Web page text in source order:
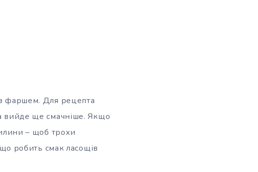
фаршем. Для рецепта
вийде ще смачніше. Якщо
– щоб трохи
робить смак ласощів